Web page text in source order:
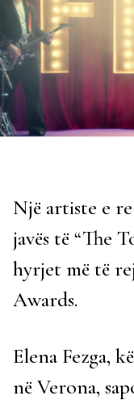
Një artiste e
javës të “The
hyrjet më të
Awards.
Elena Fezga,
në Verona,